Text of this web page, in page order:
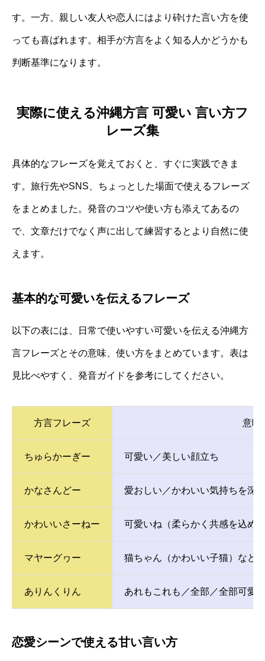
す。一方、親しい友人や恋人にはより砕けた言い方を使
っても喜ばれます。相手が方言をよく知る人かどうかも
判断基準になります。
実際に使える沖縄方言 可愛い 言い方フ
レーズ集
具体的なフレーズを覚えておくと、すぐに実践できま
す。旅行先やSNS、ちょっとした場面で使えるフレーズ
をまとめました。発音のコツや使い方も添えてあるの
で、文章だけでなく声に出して練習するとより自然に使
えます。
基本的な可愛いを伝えるフレーズ
以下の表には、日常で使いやすい可愛いを伝える沖縄方
言フレーズとその意味、使い方をまとめています。表は
見比べやすく、発音ガイドを参考にしてください。
方言フレーズ 意味
ちゅらかーぎー 可愛い／美しい顔立ち
かなさんどー 愛おしい／かわいい気持ちを深
かわいいさーねー 可愛いね（柔らかく共感を込め
マヤーグヮー 猫ちゃん（かわいい子猫）など
ありんくりん あれもこれも／全部／全部可愛
恋愛シーンで使える甘い言い方